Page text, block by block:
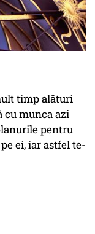
timp alături
cu munca azi
pentru
ei, iar astfel te-